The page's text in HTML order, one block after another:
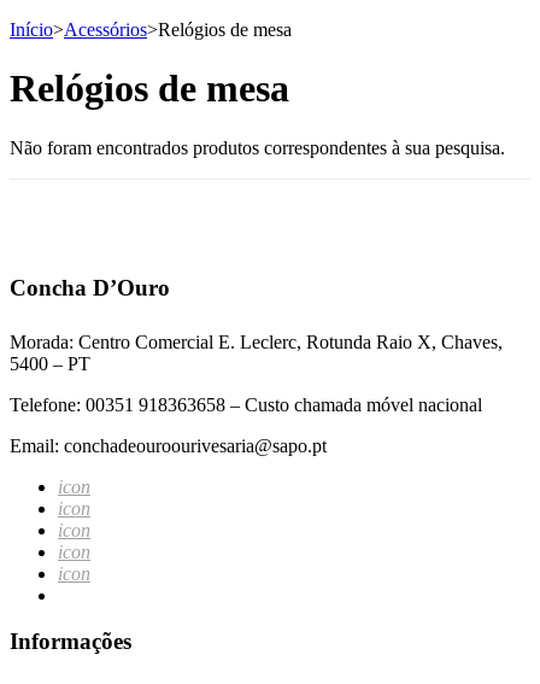
Início>Acessórios>Relógios de mesa
Relógios de mesa
Não foram encontrados produtos correspondentes à sua pesquisa.
Concha D’Ouro
Morada: Centro Comercial E. Leclerc, Rotunda Raio X, Chaves,
5400 – PT
Telefone: 00351 918363658 – Custo chamada móvel nacional
Email: conchadeouroourivesaria@sapo.pt
icon
icon
icon
icon
icon
Informações